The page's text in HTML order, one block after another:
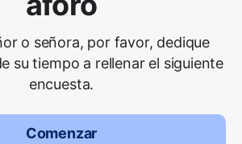
o señora, por favor, dedique
su tiempo a rellenar el siguiente
encuesta.
Comenzar